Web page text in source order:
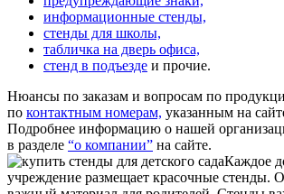
информационные стенды,
стенды для школы,
табличка на дверь офиса,
стенд в подъезде и прочие.
Нюансы по заказам и вопросам по
по контактным номерам, указанным на
Подробнее информацию о нашей
в разделе “о компании” на сайте.
Каждое
учреждение размещает красочные стенды.